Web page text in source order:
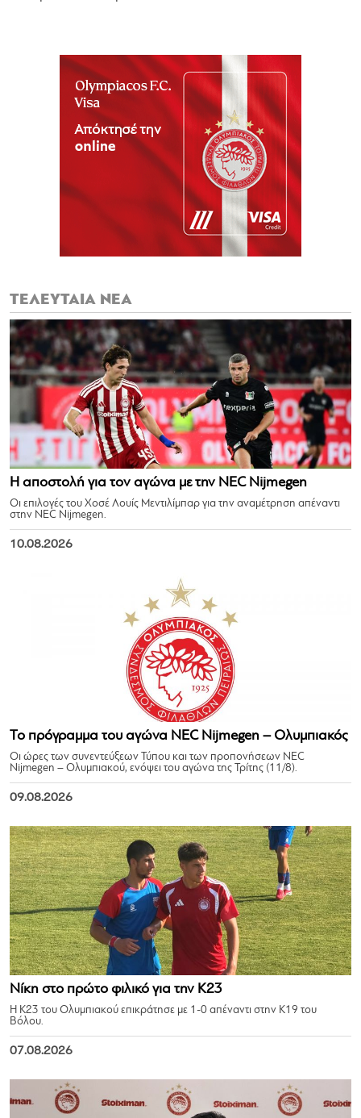
ΤΕΛΕΥΤΑΙΑ ΝΕΑ
Η αποστολή για τον αγώνα με την NEC Nijmegen
Οι επιλογές του Χοσέ Λουίς Μεντιλίμπαρ για την αναμέτρηση απέναντι
στην NEC Nijmegen.
10.08.2026
Το πρόγραμμα του αγώνα NEC Nijmegen – Ολυμπιακός
Οι ώρες των συνεντεύξεων Τύπου και των προπονήσεων NEC
Nijmegen – Ολυμπιακού, ενόψει του αγώνα της Τρίτης (11/8).
09.08.2026
Νίκη στο πρώτο φιλικό για την Κ23
Η Κ23 του Ολυμπιακού επικράτησε με 1-0 απέναντι στην Κ19 του
Βόλου.
07.08.2026